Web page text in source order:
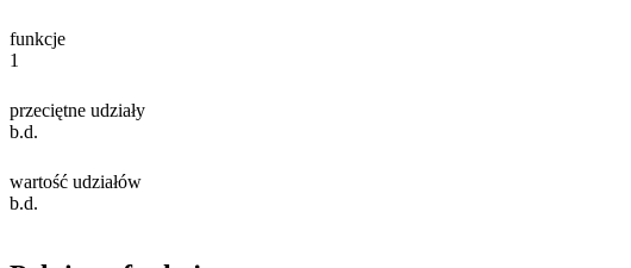
funkcje
1
przeciętne udziały
b.d.
wartość udziałów
b.d.